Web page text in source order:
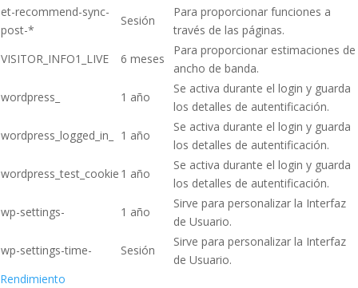
et-recommend-sync-
post-*
Sesión
Para proporcionar funciones a
través de las páginas.
VISITOR_INFO1_LIVE
6 meses
Para proporcionar estimaciones de
ancho de banda.
wordpress_
1 año
Se activa durante el login y guarda
los detalles de autentificación.
wordpress_logged_in_
1 año
Se activa durante el login y guarda
los detalles de autentificación.
wordpress_test_cookie 1 año
Se activa durante el login y guarda
los detalles de autentificación.
wp-settings-
1 año
Sirve para personalizar la Interfaz
de Usuario.
wp-settings-time-
Sesión
Sirve para personalizar la Interfaz
de Usuario.
Rendimiento